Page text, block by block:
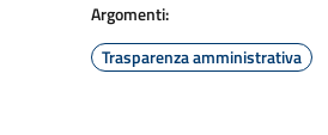
Argomenti:
Trasparenza amministrativa